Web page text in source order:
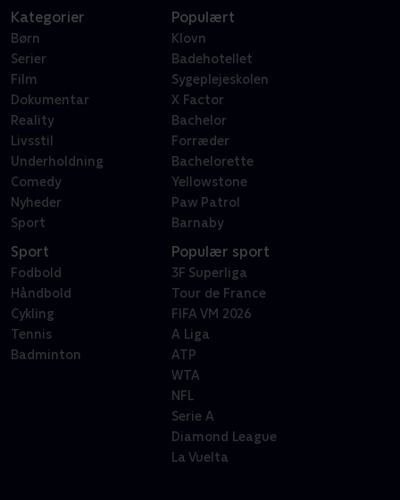
Kategorier
Børn
Serier
Film
Dokumentar
Reality
Livsstil
Underholdning
Comedy
Nyheder
Sport
Populært
Klovn
Badehotellet
Sygeplejeskolen
X Factor
Bachelor
Forræder
Bachelorette
Yellowstone
Paw Patrol
Barnaby
Sport
Fodbold
Håndbold
Cykling
Tennis
Badminton
Populær sport
3F Superliga
Tour de France
FIFA VM 2026
A Liga
ATP
WTA
NFL
Serie A
Diamond League
La Vuelta